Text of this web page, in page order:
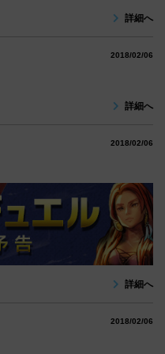
詳細へ
2018/02/06
詳細へ
2018/02/06
詳細へ
2018/02/06